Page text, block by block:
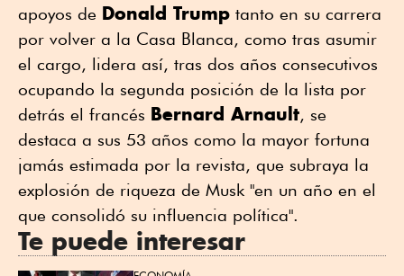
apoyos de Donald Trump tanto en su carrera
por volver a la Casa Blanca, como tras asumir
el cargo, lidera así, tras dos años consecutivos
ocupando la segunda posición de la lista por
detrás el francés Bernard Arnault, se
destaca a sus 53 años como la mayor fortuna
jamás estimada por la revista, que subraya la
explosión de riqueza de Musk "en un año en el
que consolidó su influencia política".
Te puede interesar